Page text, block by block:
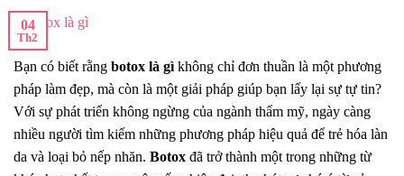
04
Th2
Bạn có biết rằng botox là gìkhông chỉ đơn thuần là một phương
pháp làm đẹp, mà còn là một giải pháp giúp bạn lấy lại sự tự tin?
Với sự phát triển không ngừng của ngành thẩm mỹ, ngày càng
nhiều người tìm kiếm những phương pháp hiệu quả để trẻ hóa làn
da và loại bỏ nếp nhăn. Botox đã trở thành một trong những từ